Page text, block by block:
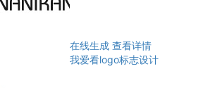
在线生成 查看详情
我爱看logo标志设计